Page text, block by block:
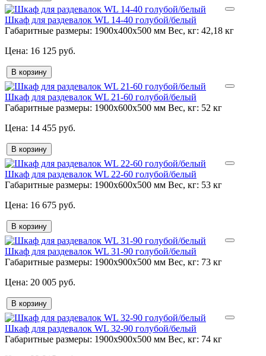
Шкаф для раздевалок WL 14-40 голубой/белый
Габаритные размеры: 1900x400x500 мм Вес, кг: 42,18 кг
16 125 руб.
В корзину
Шкаф для раздевалок WL 21-60 голубой/белый
Габаритные размеры: 1900x600x500 мм Вес, кг: 52 кг
14 455 руб.
В корзину
Шкаф для раздевалок WL 22-60 голубой/белый
Габаритные размеры: 1900x600x500 мм Вес, кг: 53 кг
16 675 руб.
В корзину
Шкаф для раздевалок WL 31-90 голубой/белый
Габаритные размеры: 1900x900x500 мм Вес, кг: 73 кг
20 005 руб.
В корзину
Шкаф для раздевалок WL 32-90 голубой/белый
Габаритные размеры: 1900x900x500 мм Вес, кг: 74 кг